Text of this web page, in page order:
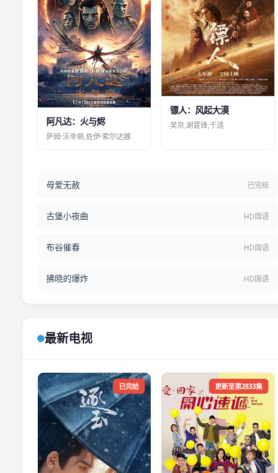
阿凡达：火与烬
萨姆·沃辛顿,佐伊·索尔达娜
镖人：风起大漠
吴京,谢霆锋,于适
母爱无赦 已完结
古堡小夜曲 HD国语
布谷催春 HD国语
拂晓的爆炸 HD国语
最新电视
已完结 更新至第2833集